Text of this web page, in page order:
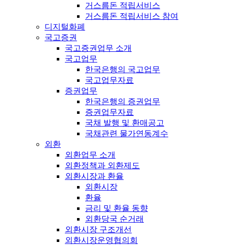
거스름돈 적립서비스
거스름돈 적립서비스 참여
디지털화폐
국고증권
국고증권업무 소개
국고업무
한국은행의 국고업무
국고업무자료
증권업무
한국은행의 증권업무
증권업무자료
국채 발행 및 환매공고
국채관련 물가연동계수
외환
외환업무 소개
외환정책과 외환제도
외환시장과 환율
외환시장
환율
금리 및 환율 동향
외환당국 순거래
외환시장 구조개선
외환시장운영협의회